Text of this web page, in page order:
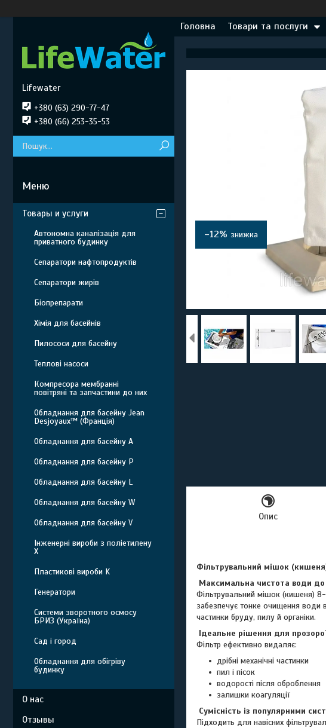
Головна Товари та послуги
–12%
Опис
Фільтрувальний мішок
Максимальна чистота води до
Фільтрувальний мішок (кишеня)
забезпечує тонке очищення води в
частинки бруду, пилу й органіки.
Ідеальне рішення для
Фільтр ефективно видаляє:
дрібні механічні частинки
пил і пісок
водорості після оброблення
залишки коагуляції
Сумісність із популярними
Підходить для навісних
Lifewater
+380 (63) 290-77-47
+380 (66) 253-35-53
Товары и услуги
Автономна каналізація для
приватного будинку
Сепаратори нафтопродуктів
Сепаратори жирів
Біопрепарати
Хімія для басейнів
Пилососи для басейну
Теплові насоси
Компресора мембранні
повітряні та запчастини до них
Обладнання для басейну Jean
Desjoyaux™ (Франція)
Обладнання для басейну A
Обладнання для басейну P
Обладнання для басейну L
Обладнання для басейну W
Обладнання для басейну V
Інженерні вироби з поліетилену
Х
Пластикові вироби K
Генератори
Системи зворотного осмосу
БРИЗ (Україна)
Сад і город
Обладнання для обігріву
будинку
О нас
Отзывы